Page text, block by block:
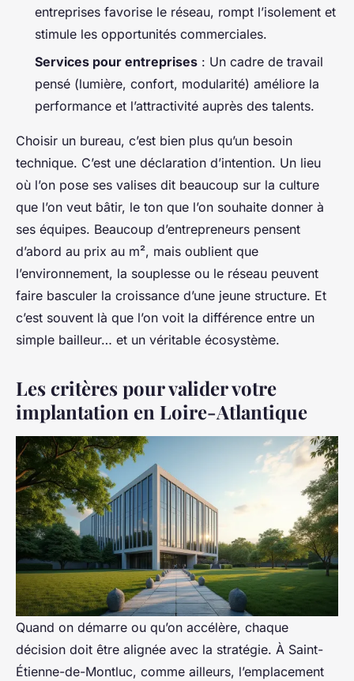
entreprises favorise le réseau, rompt l’isolement et
stimule les opportunités commerciales.
Services pour entreprises : Un cadre de travail
pensé (lumière, confort, modularité) améliore la
performance et l’attractivité auprès des talents.
Choisir un bureau, c’est bien plus qu’un besoin
technique. C’est une déclaration d’intention. Un lieu
où l’on pose ses valises dit beaucoup sur la culture
que l’on veut bâtir, le ton que l’on souhaite donner à
ses équipes. Beaucoup d’entrepreneurs pensent
d’abord au prix au m², mais oublient que
l’environnement, la souplesse ou le réseau peuvent
faire basculer la croissance d’une jeune structure. Et
c’est souvent là que l’on voit la différence entre un
simple bailleur… et un véritable écosystème.
Les critères pour valider votre
implantation en Loire-Atlantique
Quand on démarre ou qu’on accélère, chaque
décision doit être alignée avec la stratégie. À Saint-
Étienne-de-Montluc, comme ailleurs, l’emplacement